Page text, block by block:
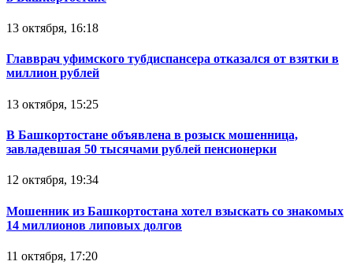
13 октября, 16:18
Главврач уфимского тубдиспансера отказался от взятки в
миллион рублей
13 октября, 15:25
В Башкортостане объявлена в розыск мошенница,
завладевшая 50 тысячами рублей пенсионерки
12 октября, 19:34
Мошенник из Башкортостана хотел взыскать со знакомых
14 миллионов липовых долгов
11 октября, 17:20